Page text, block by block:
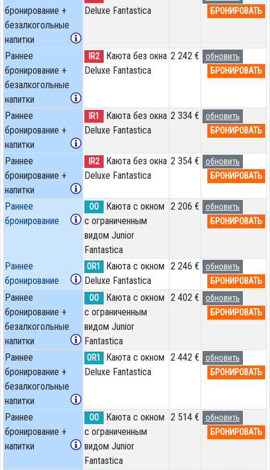
бронирование +
безалкогольные
напитки
Deluxe Fantastica
БРОНИРОВАТЬ
Раннее
бронирование +
безалкогольные
напитки
IR2
Каюта без окна
Deluxe Fantastica
2 242 €
обновить
БРОНИРОВАТЬ
Раннее
бронирование +
напитки
IR1
Каюта без окна
Deluxe Fantastica
2 334 €
обновить
БРОНИРОВАТЬ
Раннее
бронирование +
напитки
IR2
Каюта без окна
Deluxe Fantastica
2 354 €
обновить
БРОНИРОВАТЬ
Раннее
бронирование
OO
Каюта с окном
с ограниченным
видом Junior
Fantastica
2 206 €
обновить
БРОНИРОВАТЬ
Раннее
бронирование
OR1
Каюта с окном
Deluxe Fantastica
2 246 €
обновить
БРОНИРОВАТЬ
Раннее
бронирование +
безалкогольные
напитки
OO
Каюта с окном
с ограниченным
видом Junior
Fantastica
2 402 €
обновить
БРОНИРОВАТЬ
Раннее
бронирование +
безалкогольные
напитки
OR1
Каюта с окном
Deluxe Fantastica
2 442 €
обновить
БРОНИРОВАТЬ
Раннее
бронирование +
напитки
OO
Каюта с окном
с ограниченным
видом Junior
Fantastica
2 514 €
обновить
БРОНИРОВАТЬ